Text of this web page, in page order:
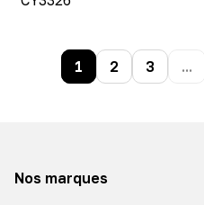
1 2 3 ...
Nos marques